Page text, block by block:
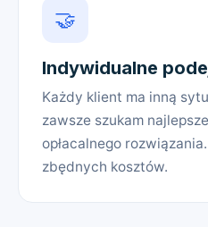
🤝
Indywidualne
Każdy klient ma inną
zawsze szukam
opłacalnego
zbędnych kosztów.